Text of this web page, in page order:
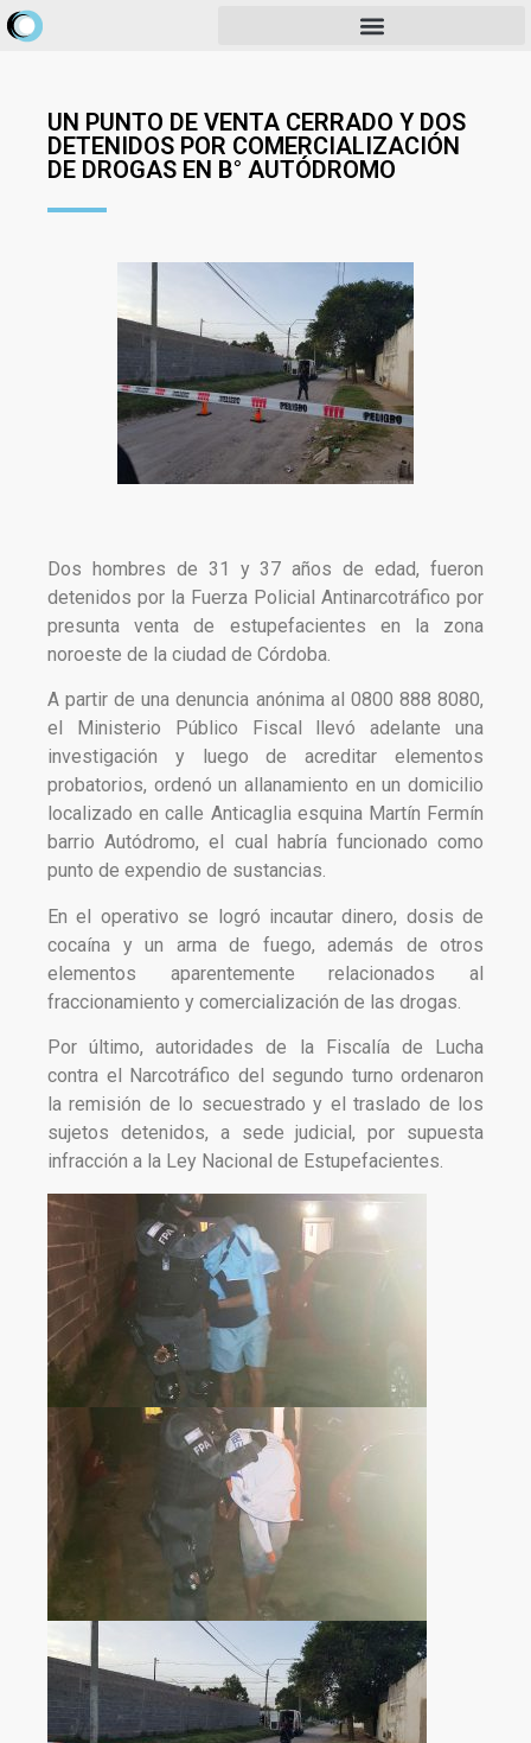
UN PUNTO DE VENTA CERRADO Y DOS
DETENIDOS POR COMERCIALIZACIÓN
DE DROGAS EN B° AUTÓDROMO
Dos hombres de 31 y 37 años de edad, fueron
detenidos por la Fuerza Policial Antinarcotráfico por
presunta venta de estupefacientes en la zona
noroeste de la ciudad de Córdoba.
A partir de una denuncia anónima al 0800 888 8080,
el Ministerio Público Fiscal llevó adelante una
investigación y luego de acreditar elementos
probatorios, ordenó un allanamiento en un domicilio
localizado en calle Anticaglia esquina Martín Fermín
barrio Autódromo, el cual habría funcionado como
punto de expendio de sustancias.
En el operativo se logró incautar dinero, dosis de
cocaína y un arma de fuego, además de otros
elementos aparentemente relacionados al
fraccionamiento y comercialización de las drogas.
Por último, autoridades de la Fiscalía de Lucha
contra el Narcotráfico del segundo turno ordenaron
la remisión de lo secuestrado y el traslado de los
sujetos detenidos, a sede judicial, por supuesta
infracción a la Ley Nacional de Estupefacientes.